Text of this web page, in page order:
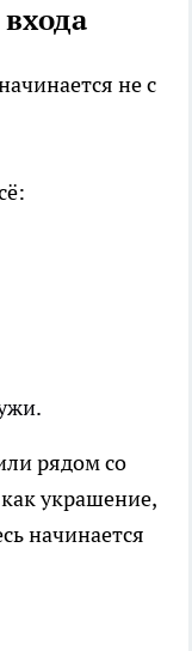
не с
рядом со
украшение,
начинается